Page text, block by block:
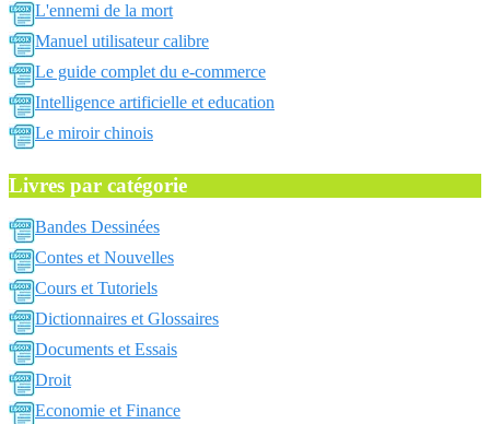
L'ennemi de la mort
Manuel utilisateur calibre
Le guide complet du e-commerce
Intelligence artificielle et education
Le miroir chinois
Livres par catégorie
Bandes Dessinées
Contes et Nouvelles
Cours et Tutoriels
Dictionnaires et Glossaires
Documents et Essais
Droit
Economie et Finance